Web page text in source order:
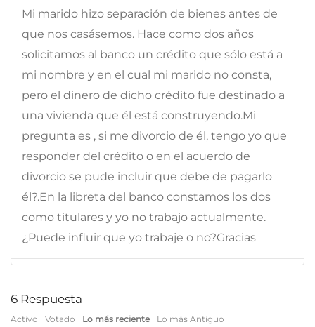
Mi marido hizo separación de bienes antes de
que nos casásemos. Hace como dos años
solicitamos al banco un crédito que sólo está a
mi nombre y en el cual mi marido no consta,
pero el dinero de dicho crédito fue destinado a
una vivienda que él está construyendo.Mi
pregunta es , si me divorcio de él, tengo yo que
responder del crédito o en el acuerdo de
divorcio se pude incluir que debe de pagarlo
él?.En la libreta del banco constamos los dos
como titulares y yo no trabajo actualmente.
¿Puede influir que yo trabaje o no?Gracias
6 Respuesta
Activo Votado Lo más reciente Lo más Antiguo